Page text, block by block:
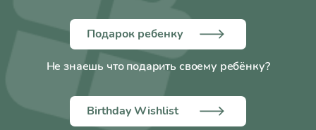
Подарок ребенку
Не знаешь что подарить своему ребёнку?
Birthday Wishlist